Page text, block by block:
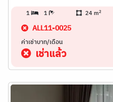
1 1 24 m2
ALL11-0025
ค่าเช่าบาท/เดือน
เช่าแล้ว